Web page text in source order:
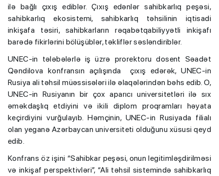
ilə bağlı çıxış ediblər. Çıxış edənlər sahibkarlıq peşəsi,
sahibkarlıq ekosistemi, sahibkarlıq təhsilinin iqtisadi
inkişafa təsiri, sahibkarların rəqabətqabiliyyətli inkişafı
barədə fikirlərini bölüşüblər, təkliflər səsləndiriblər.
UNEC-in tələbələrlə iş üzrə prorektoru dosent Səadət
Qəndilova konfransın açılışında çıxış edərək, UNEC-in
Rusiya ali təhsil müəssisələri ilə əlaqələrindən bəhs edib. O,
UNEC-in Rusiyanın bir çox aparıcı universitetləri ilə sıx
əməkdaşlıq etdiyini və ikili diplom proqramları həyata
keçirdiyini vurğulayıb. Həmçinin, UNEC-in Rusiyada filialı
olan yeganə Azərbaycan universiteti olduğunu xüsusi qeyd
edib.
Konfrans öz işini “Sahibkar peşəsi, onun legitimləşdirilməsi
və inkişaf perspektivləri”, “Ali təhsil sistemində sahibkarlıq